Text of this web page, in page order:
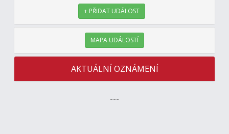
+ PŘIDAT UDÁLOST
MAPA UDÁLOSTÍ
AKTUÁLNÍ OZNÁMENÍ
---